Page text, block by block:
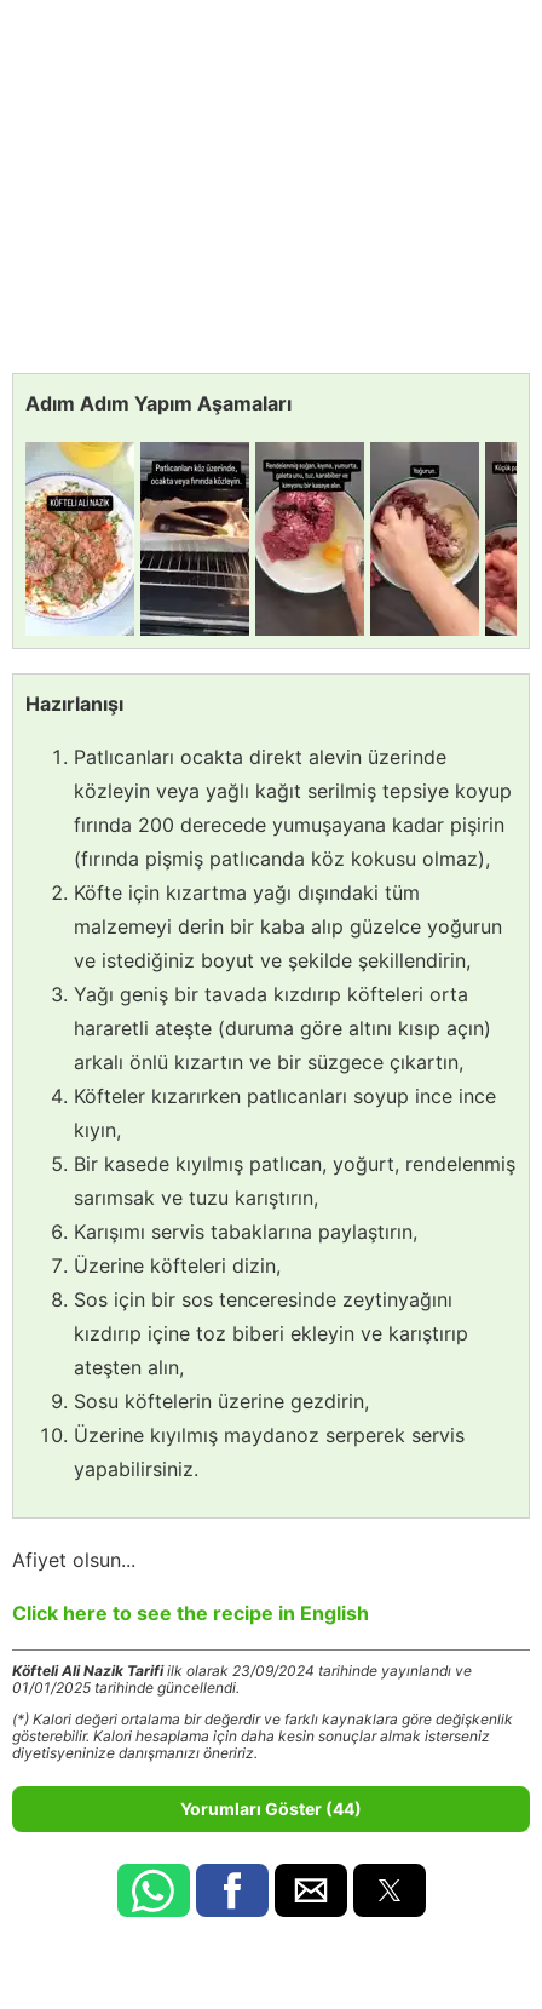
Adım Adım Yapım Aşamaları
Hazırlanışı
Patlıcanları ocakta direkt alevin üzerinde
közleyin veya yağlı kağıt serilmiş tepsiye koyup
fırında 200 derecede yumuşayana kadar pişirin
(fırında pişmiş patlıcanda köz kokusu olmaz),
Köfte için kızartma yağı dışındaki tüm
malzemeyi derin bir kaba alıp güzelce yoğurun
ve istediğiniz boyut ve şekilde şekillendirin,
Yağı geniş bir tavada kızdırıp köfteleri orta
hararetli ateşte (duruma göre altını kısıp açın)
arkalı önlü kızartın ve bir süzgece çıkartın,
Köfteler kızarırken patlıcanları soyup ince ince
kıyın,
Bir kasede kıyılmış patlıcan, yoğurt, rendelenmiş
sarımsak ve tuzu karıştırın,
Karışımı servis tabaklarına paylaştırın,
Üzerine köfteleri dizin,
Sos için bir sos tenceresinde zeytinyağını
kızdırıp içine toz biberi ekleyin ve karıştırıp
ateşten alın,
Sosu köftelerin üzerine gezdirin,
Üzerine kıyılmış maydanoz serperek servis
yapabilirsiniz.
Afiyet olsun...
Click here to see the recipe in English
Köfteli Ali Nazik Tarifiilk olarak 23/09/2024 tarihinde yayınlandı ve
01/01/2025 tarihinde güncellendi.
(*) Kalori değeri ortalama bir değerdir ve farklı kaynaklara göre değişkenlik
gösterebilir. Kalori hesaplama için daha kesin sonuçlar almak isterseniz
diyetisyeninize danışmanızı öneririz.
Yorumları Göster (44)